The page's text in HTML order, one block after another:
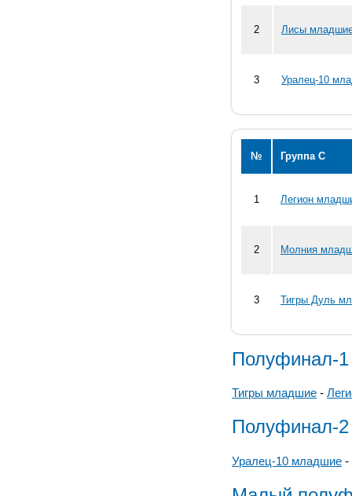
2 Лисы
3 Уралец-10
№ Группа С
1 Легион
2 Молния
3 Тигры Дуль
Полуфинал-1
Тигры младшие -
Полуфинал-2
Уралец-10 младшие -